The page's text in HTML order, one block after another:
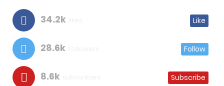
34.2k Like
28.6k Follow
8.6k Subscribe